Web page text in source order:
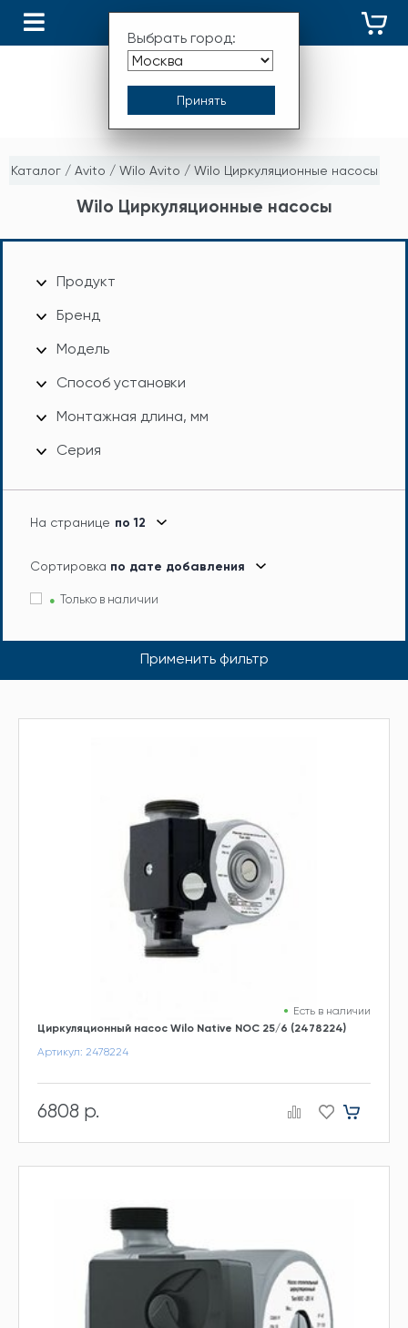
Выбрать город:
Каталог / Avito / Wilo Avito / Wilo Циркуляционные насосы
Wilo Циркуляционные насосы
Продукт
Бренд
Модель
Способ установки
Монтажная длина, мм
Серия
На странице по 12
Сортировка по дате добавления
Только в наличии
Применить фильтр
Есть в наличии
Циркуляционный насос Wilo Native NOC 25/6 (2478224)
Артикул: 2478224
6808 р.